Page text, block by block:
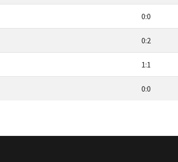
0:0
0:2
1:1
0:0